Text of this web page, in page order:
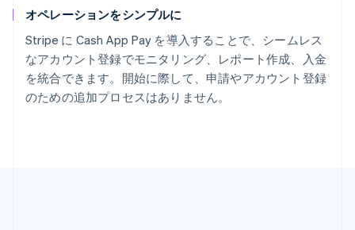
オペレーションをシンプルに
Stripe に Cash App Pay を導入することで、シームレス
なアカウント登録でモニタリング、レポート作成、入金
を統合できます。開始に際して、申請やアカウント登録
のための追加プロセスはありません。